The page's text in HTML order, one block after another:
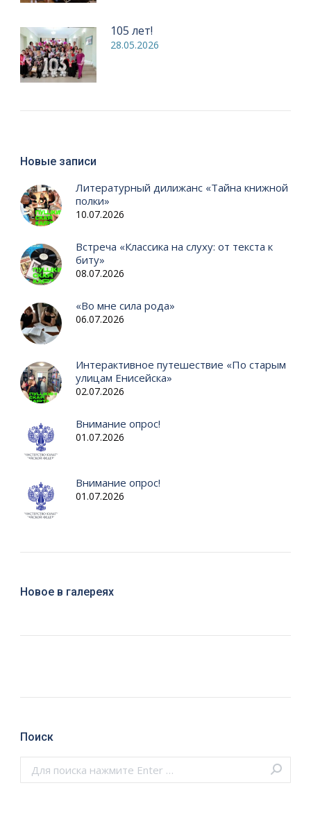
105 лет!
28.05.2026
Новые записи
Литературный дилижанс «Тайна книжной
полки»
10.07.2026
Встреча «Классика на слуху: от текста к
биту»
08.07.2026
«Во мне сила рода»
06.07.2026
Интерактивное путешествие «По старым
улицам Енисейска»
02.07.2026
Внимание опрос!
01.07.2026
Внимание опрос!
01.07.2026
Новое в галереях
Поиск